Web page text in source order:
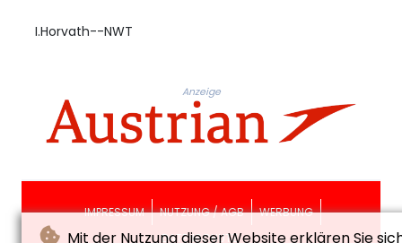
Mit der Nutzung dieser Website erklären Sie
I.Horvath--NWT
Anzeige
IMPRESSUM NUTZUNG / AGB
WERBUNG
DATENSCHUTZ